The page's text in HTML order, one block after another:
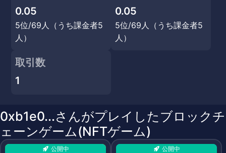
0.05
5位/69人（うち課金者5
人）
0.05
5位/69人（うち課金者5
人）
取引数
1
0xb1e0...さんがプレイしたブロックチ
ェーンゲーム(NFTゲーム)
公開中 公開中